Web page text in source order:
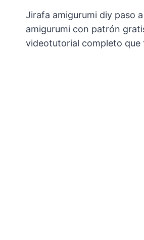
Jirafa amigurumi diy paso
amigurumi con patrón
videotutorial completo que